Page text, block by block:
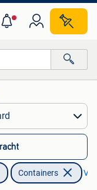
Containers